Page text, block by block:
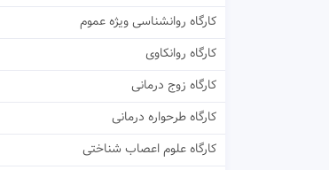
کارگاه روانشناسی ویژه عموم
کارگاه روانکاوی
کارگاه زوج درمانی
کارگاه طرحواره درمانی
کارگاه علوم اعصاب شناختی